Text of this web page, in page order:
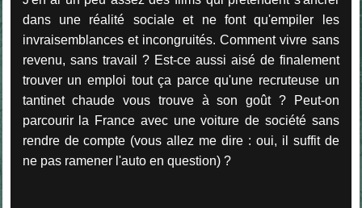
dans une réalité sociale et ne font qu'empiler les
invraisemblances et incongruités. Comment vivre sans
revenu, sans travail ? Est-ce aussi aisé de finalement
trouver un emploi tout ça parce qu'une recruteuse un
tantinet chaude vous trouve à son goût ? Peut-on
parcourir la France avec une voiture de société sans
rendre de compte (vous allez me dire : oui, il suffit de
ne pas ramener l'auto en question) ?